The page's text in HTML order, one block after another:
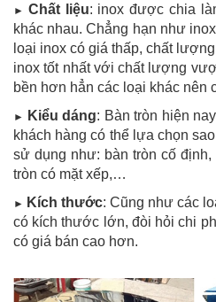
► Chất liệu: inox được chia
khác nhau. Chẳng hạn như
loại inox có giá thấp, chất
inox tốt nhất với chất lượng
bền hơn hẳn các loại khác nên
► Kiểu dáng: Bàn tròn hiện
khách hàng có thể lựa chọn
sử dụng như: bàn tròn cố
tròn có mặt xếp,…
► Kích thước: Cũng như các
có kích thước lớn, đòi hỏi chi
có giá bán cao hơn.